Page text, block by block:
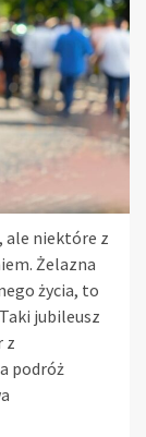
ale niektóre z
Żelazna
życia, to
jubileusz
z
podróż